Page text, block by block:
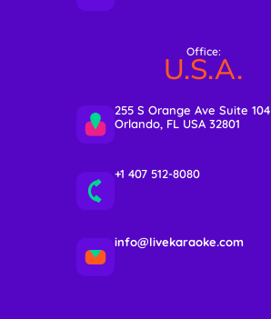
Office:
U.S.A.
255 S Orange Ave Suite 104
Orlando, FL USA 32801
+1 407 512-8080
info@livekaraoke.com